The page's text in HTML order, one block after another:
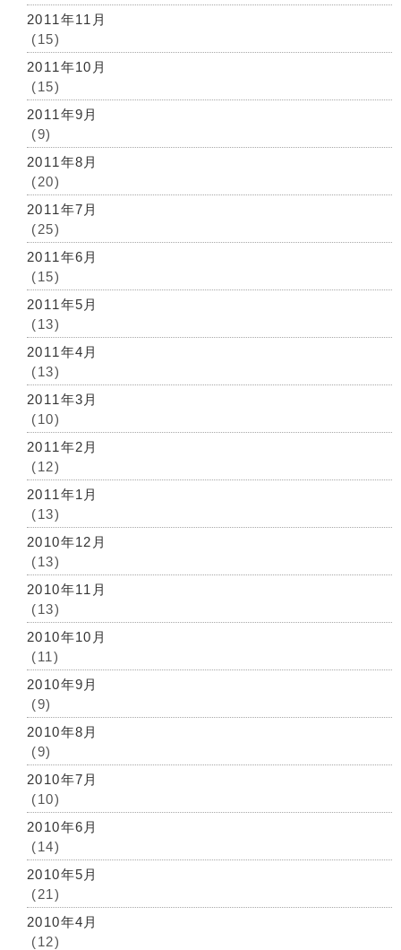
2011年11月
(15)
2011年10月
(15)
2011年9月
(9)
2011年8月
(20)
2011年7月
(25)
2011年6月
(15)
2011年5月
(13)
2011年4月
(13)
2011年3月
(10)
2011年2月
(12)
2011年1月
(13)
2010年12月
(13)
2010年11月
(13)
2010年10月
(11)
2010年9月
(9)
2010年8月
(9)
2010年7月
(10)
2010年6月
(14)
2010年5月
(21)
2010年4月
(12)